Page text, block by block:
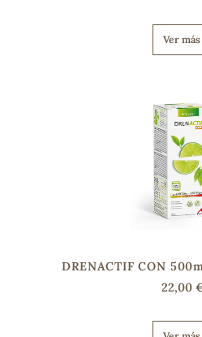
Ver más
DRENACTIF CON
22,00